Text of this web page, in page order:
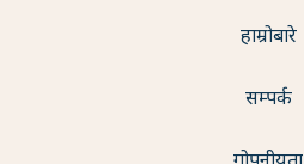
हाम्रोबारे
सम्पर्क